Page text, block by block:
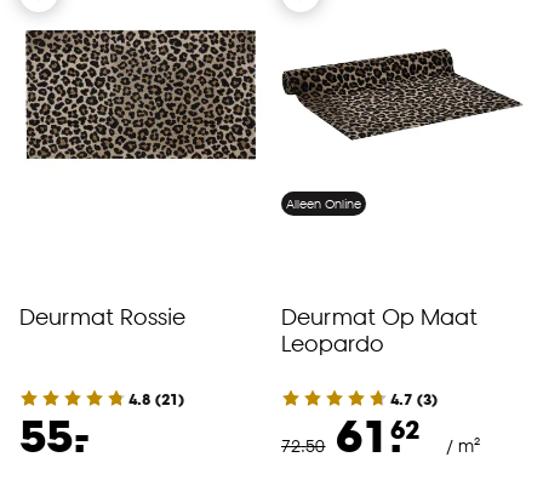
Deurmat Rossie
4.8 (21)
55.
-
Alleen Online
Deurmat Op Maat
Leopardo
4.7 (3)
72.50 61.62
/ m²